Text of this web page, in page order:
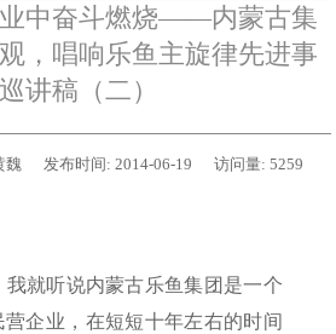
中奋斗燃烧——内蒙古集
，唱响乐鱼主旋律先进事
讲稿（二）
魏 发布时间: 2014-06-19 访问量: 5259
就听说内蒙古乐鱼集团是一个
企业，在短短十年左右的时间